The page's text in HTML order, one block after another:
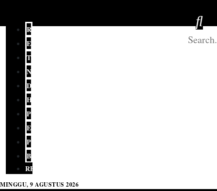
REDAKSI
EDITORIAL
TERKINI
NASIONAL
DAERAH
HUKUM
POLITIK
EKONOMI
PENDIDIKAN
BUDAYA
RELIGI
MINGGU, 9 AGUSTUS 2026